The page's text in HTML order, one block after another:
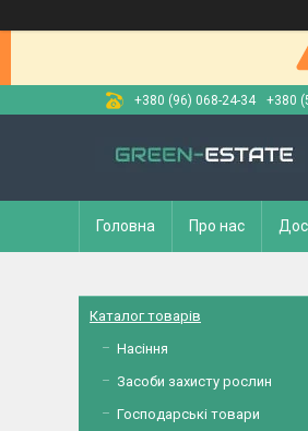
+380 (96) 068-24-34 +380
Головна Про нас
Каталог товарів
Насіння
Засоби захисту рослин
Господарські товари